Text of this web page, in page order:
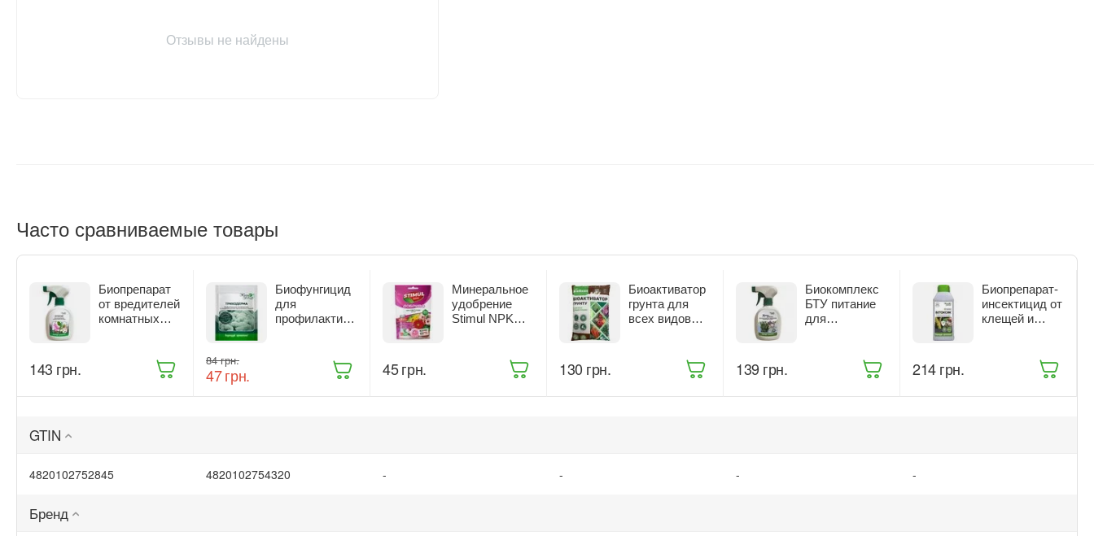
Отзывы не найдены
Часто сравниваемые товары
Биопрепарат
от вредителей
комнатных
спрей 300 мл
‍143‍ грн.
Биофунгицид
для
профилактики
Жива Земля
Триходерма
‍84‍ грн.
‍47‍грн.
Минеральное
удобрение
Stimul NPK
‍45‍грн.
Биоактиватор
грунта для
всех видов
БиоХелп 5 л
(ТД0031988)
‍130‍ грн.
Биокомплекс
БТУ питание
для
Жива Земля
‍139‍ грн.
Биопрепарат-
инсектицид от
клещей и
Жива Земля
Битоксик 500
‍214‍грн.
GTIN
4820102752845 4820102754320 - - - -
Бренд